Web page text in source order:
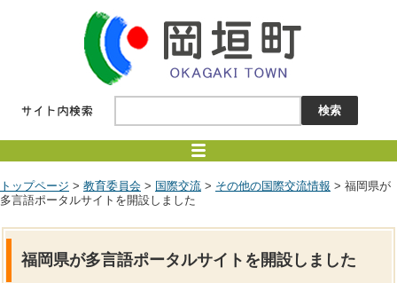
トップページ > 教育委員会 > 国際交流 > その他の国際交流情報 > 福岡県が
多言語ポータルサイトを開設しました
福岡県が多言語ポータルサイトを開設しました